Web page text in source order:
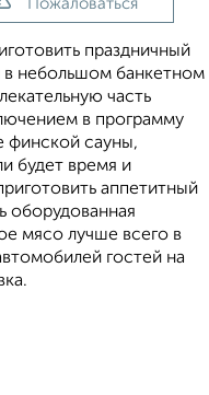
Пожаловаться
праздничный
в небольшом банкетном
часть
в программу
финской сауны,
будет время и
аппетитный
оборудованная
мясо лучше всего в
гостей на